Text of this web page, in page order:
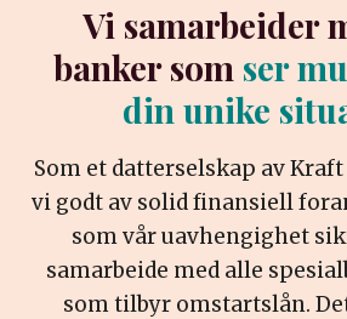
Vi samarbeider
banker som ser
din unike
Som et datterselskap av
vi godt av solid finansiell
som vår uavhengighet
samarbeide med alle
som tilbyr omstartslån.